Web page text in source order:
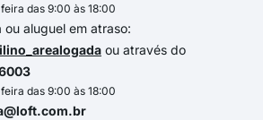
das 9:00 às 18:00
aluguel em atraso:
ou através do
das 9:00 às 18:00